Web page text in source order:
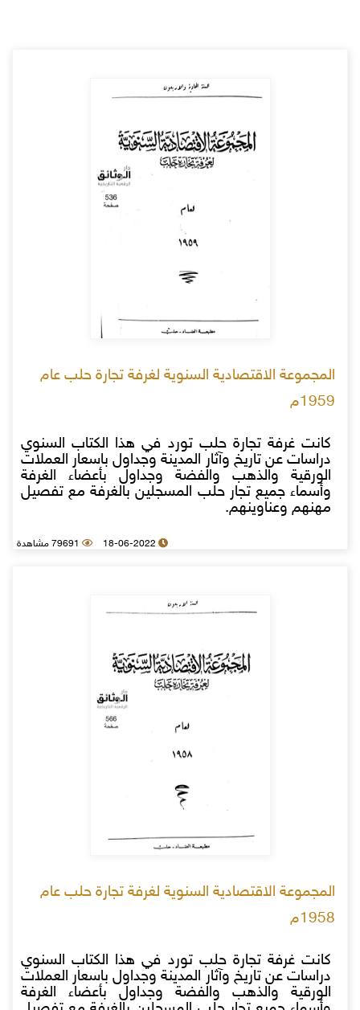
المجموعة الاقتصادية السنوية لغرفة تجارة حلب عام
1959م
كانت غرفة تجارة حلب تورد في هذا الكتاب السنوي
دراسات عن تاريخ وآثار المدينة وجداول باسعار العملات
الورقية والذهب والفضة وجداول بأعضاء الغرفة
وأسماء جميع تجار حلب المسجلين بالغرفة مع تفصيل
مهنهم وعناوينهم.
18-06-2022 79691 مشاهدة
المجموعة الاقتصادية السنوية لغرفة تجارة حلب عام
1958م
كانت غرفة تجارة حلب تورد في هذا الكتاب السنوي
دراسات عن تاريخ وآثار المدينة وجداول باسعار العملات
الورقية والذهب والفضة وجداول بأعضاء الغرفة